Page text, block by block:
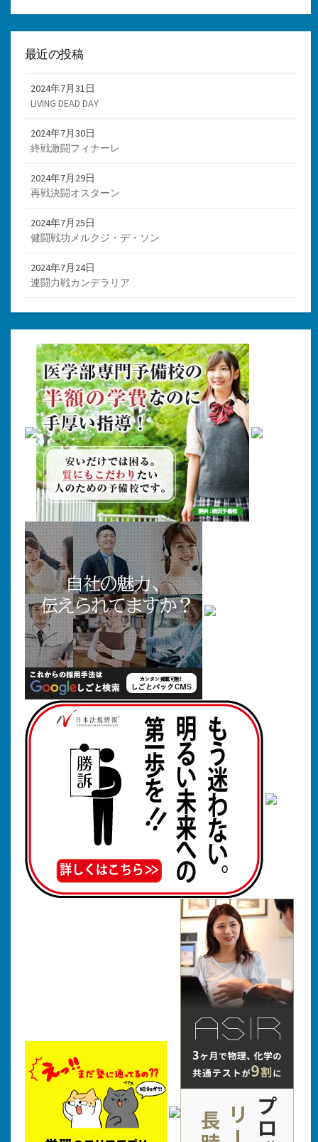
最近の投稿
2024年7月31日
LIVING DEAD DAY
2024年7月30日
終戦激闘フィナーレ
2024年7月29日
再戦決闘オスターン
2024年7月25日
健闘戦功メルクジ・デ・ソン
2024年7月24日
連闘力戦カンデラリア